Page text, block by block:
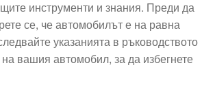
инструменти и знания. Преди да
се, че автомобилът е на равна
указанията в ръководството
вашия автомобил, за да избегнете